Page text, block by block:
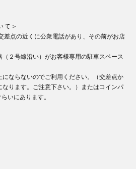
て＞
差点の近くに公衆電話があり、その前がお店
２号線沿い）がお客様専用の駐車スペース
ならないのでご利用ください。（交差点か
なります。ご注意下さい。）またはコインパ
いにあります。